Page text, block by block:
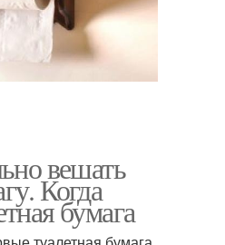
вешать
Когда
бумага